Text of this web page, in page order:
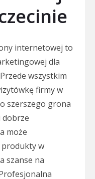
internetowej to
dla
wszystkim
firmy w
szerszego grona
dobrze
może
produkty w
szanse na